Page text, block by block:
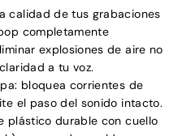
calidad de tus grabaciones
completamente
explosiones de aire no
a tu voz.
bloquea corrientes de
el paso del sonido intacto.
plástico durable con cuello